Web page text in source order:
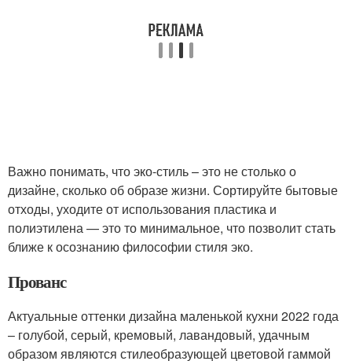
Важно понимать, что эко-стиль – это не столько о
дизайне, сколько об образе жизни. Сортируйте бытовые
отходы, уходите от использования пластика и
полиэтилена — это то минимальное, что позволит стать
ближе к осознанию философии стиля эко.
Прованс
Актуальные оттенки дизайна маленькой кухни 2022 года
– голубой, серый, кремовый, лавандовый, удачным
образом являются стилеобразующей цветовой гаммой